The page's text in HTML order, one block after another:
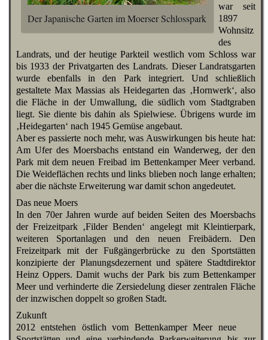
Der Japanische Garten im Moerser Schlosspark
war seit
1897
Wohnsitz
des
Landrats, und der heutige Parkteil westlich vom Schloss war
bis 1933 der Privatgarten des Landrats. Dieser Landratsgarten
wurde ebenfalls in den Park integriert. Und schließlich
gestaltete Max Massias als Heidegarten das ‚Hornwerk‘, also
die Fläche in der Umwallung, die südlich vom Stadtgraben
liegt. Sie diente bis dahin als Spielwiese. Übrigens wurde im
‚Heidegarten‘ nach 1945 Gemüse angebaut.
Aber es passierte noch mehr, was Auswirkungen bis heute hat:
Am Ufer des Moersbachs entstand ein Wanderweg, der den
Park mit dem neuen Freibad im Bettenkamper Meer verband.
Die Weideflächen rechts und links blieben noch lange erhalten;
aber die nächste Erweiterung war damit schon angedeutet.
Das neue Moers
In den 70er Jahren wurde auf beiden Seiten des Moersbachs
der Freizeitpark ‚Filder Benden‘ angelegt mit Kleintierpark,
weiteren Sportanlagen und den neuen Freibädern. Den
Freizeitpark mit der Fußgängerbrücke zu den Sportstätten
konzipierte der Planungsdezernent und spätere Stadtdirektor
Heinz Oppers. Damit wuchs der Park bis zum Bettenkamper
Meer und verhinderte die Zersiedelung dieser zentralen Fläche
der inzwischen doppelt so großen Stadt.
Zukunft
2012 entstehen östlich vom Bettenkamper Meer neue